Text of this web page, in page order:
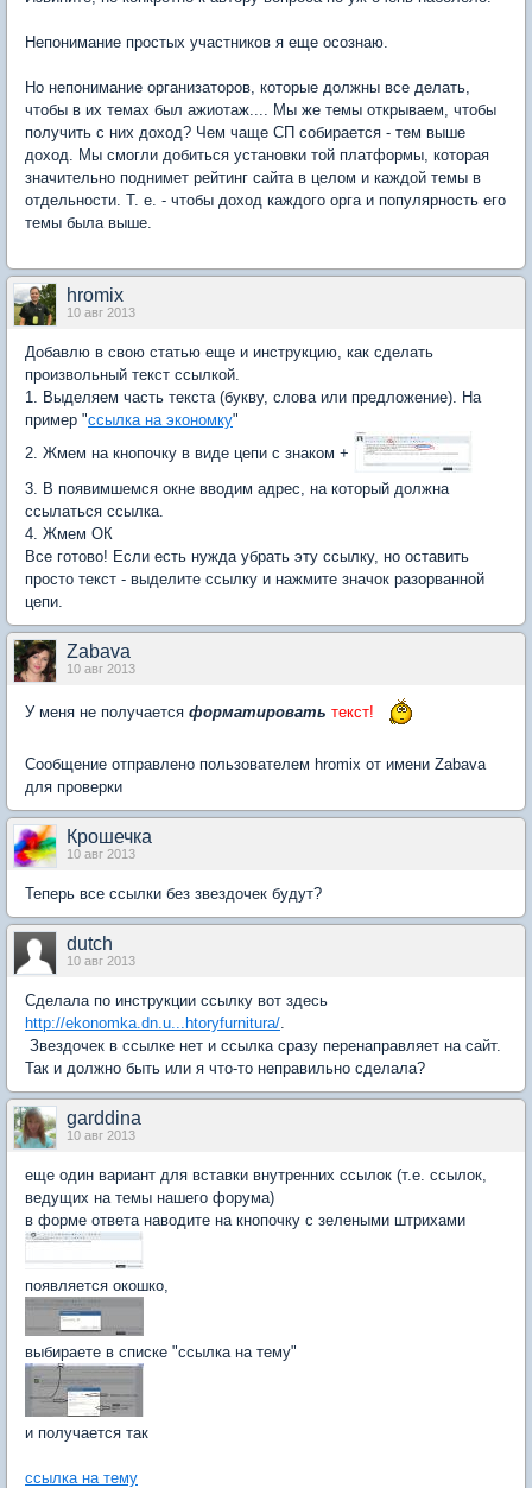
Непонимание простых участников я еще осознаю.
Но непонимание организаторов, которые должны все делать,
чтобы в их темах был ажиотаж.... Мы же темы открываем, чтобы
получить с них доход? Чем чаще СП собирается - тем выше
доход. Мы смогли добиться установки той платформы, которая
значительно поднимет рейтинг сайта в целом и каждой темы в
отдельности. Т. е. - чтобы доход каждого орга и популярность его
темы была выше.
hromix
10 авг 2013
Добавлю в свою статью еще и инструкцию, как сделать
произвольный текст ссылкой.
1. Выделяем часть текста (букву, слова или предложение). На
пример "ссылка на экономку"
2. Жмем на кнопочку в виде цепи с знаком +
3. В появимшемся окне вводим адрес, на который должна
ссылаться ссылка.
4. Жмем ОК
Все готово! Если есть нужда убрать эту ссылку, но оставить
просто текст - выделите ссылку и нажмите значок разорванной
цепи.
Zabava
10 авг 2013
У меня не получается форматировать текст!
Сообщение отправлено пользователем hromix от имени Zabava
для проверки
Крошечка
10 авг 2013
Теперь все ссылки без звездочек будут?
dutch
10 авг 2013
Сделала по инструкции ссылку вот здесь
http://ekonomka.dn.u...htoryfurnitura/.
Звездочек в ссылке нет и ссылка сразу перенаправляет на сайт.
Так и должно быть или я что-то неправильно сделала?
garddina
10 авг 2013
еще один вариант для вставки внутренних ссылок (т.е. ссылок,
ведущих на темы нашего форума)
в форме ответа наводите на кнопочку с зелеными штрихами
появляется окошко,
выбираете в списке "ссылка на тему"
и получается так
ссылка на тему